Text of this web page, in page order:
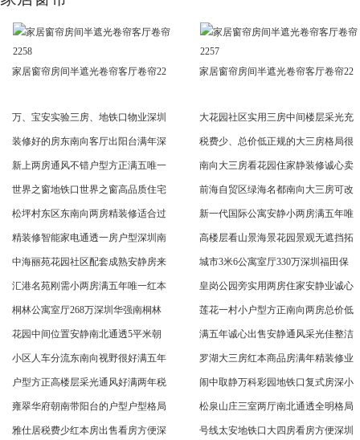
家居窗帘房间半遮光卷帘客厅卷帘22 家居窗帘房间半遮光卷帘客厅卷帘22
万、宝安实验三房、地铁口物业深圳 大花园社区实用三房中间楼层采光充
装修好的房东南向客厅出阳台满年深 税费少、总价低正规的大三房格局很
新上两房通风不错户型方正满五唯一 南向大三房看花园住家静装修诚心卖
世界之窗地铁口世界之窗高品质住宅 前海自贸区绿海名都南向大三房可改
松坪村东区东南向两房精装修适合过 新一代国际公寓安静小两房满五年唯
精装修智能家电通透一房户型深圳南 高楼层看山景海景花园景观无遮挡拓
中海丽苑花园社区配套成熟安静房来 城市3米6公寓室厅330万深圳福田保
汇港名苑刚需小两房满五年唯一红本 皇岗公园旁实用两房住家安静业诚心
桐林公寓室厅268万深圳华强南桐林 莲花一村小户型方正南向两房总价低
花园中间位置安静南北通透5平米朝 满五年诚心出售安静通风采光佳整洁
小区人车分流东南向视野很好满五年 罗湖大三房红本商品房满年精装修业
户型方正高楼层采光通风好满两年税 闹中取静万科彩园地铁口复式房深小
雍翠华府朝南带阳台的户型户型格局 松泉山庄三室两厅南北通透全明格局
雅仕居税费少红本房出售看房方便深 号线太安地铁口大四房看房方便深圳